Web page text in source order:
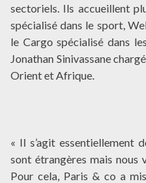
sectoriels. Ils accueillent
spécialisé dans le sport,
le Cargo spécialisé dans
Jonathan Sinivassane
Orient et Afrique.
« Il s’agit essentiellement
sont étrangères mais nous
Pour cela, Paris & co a